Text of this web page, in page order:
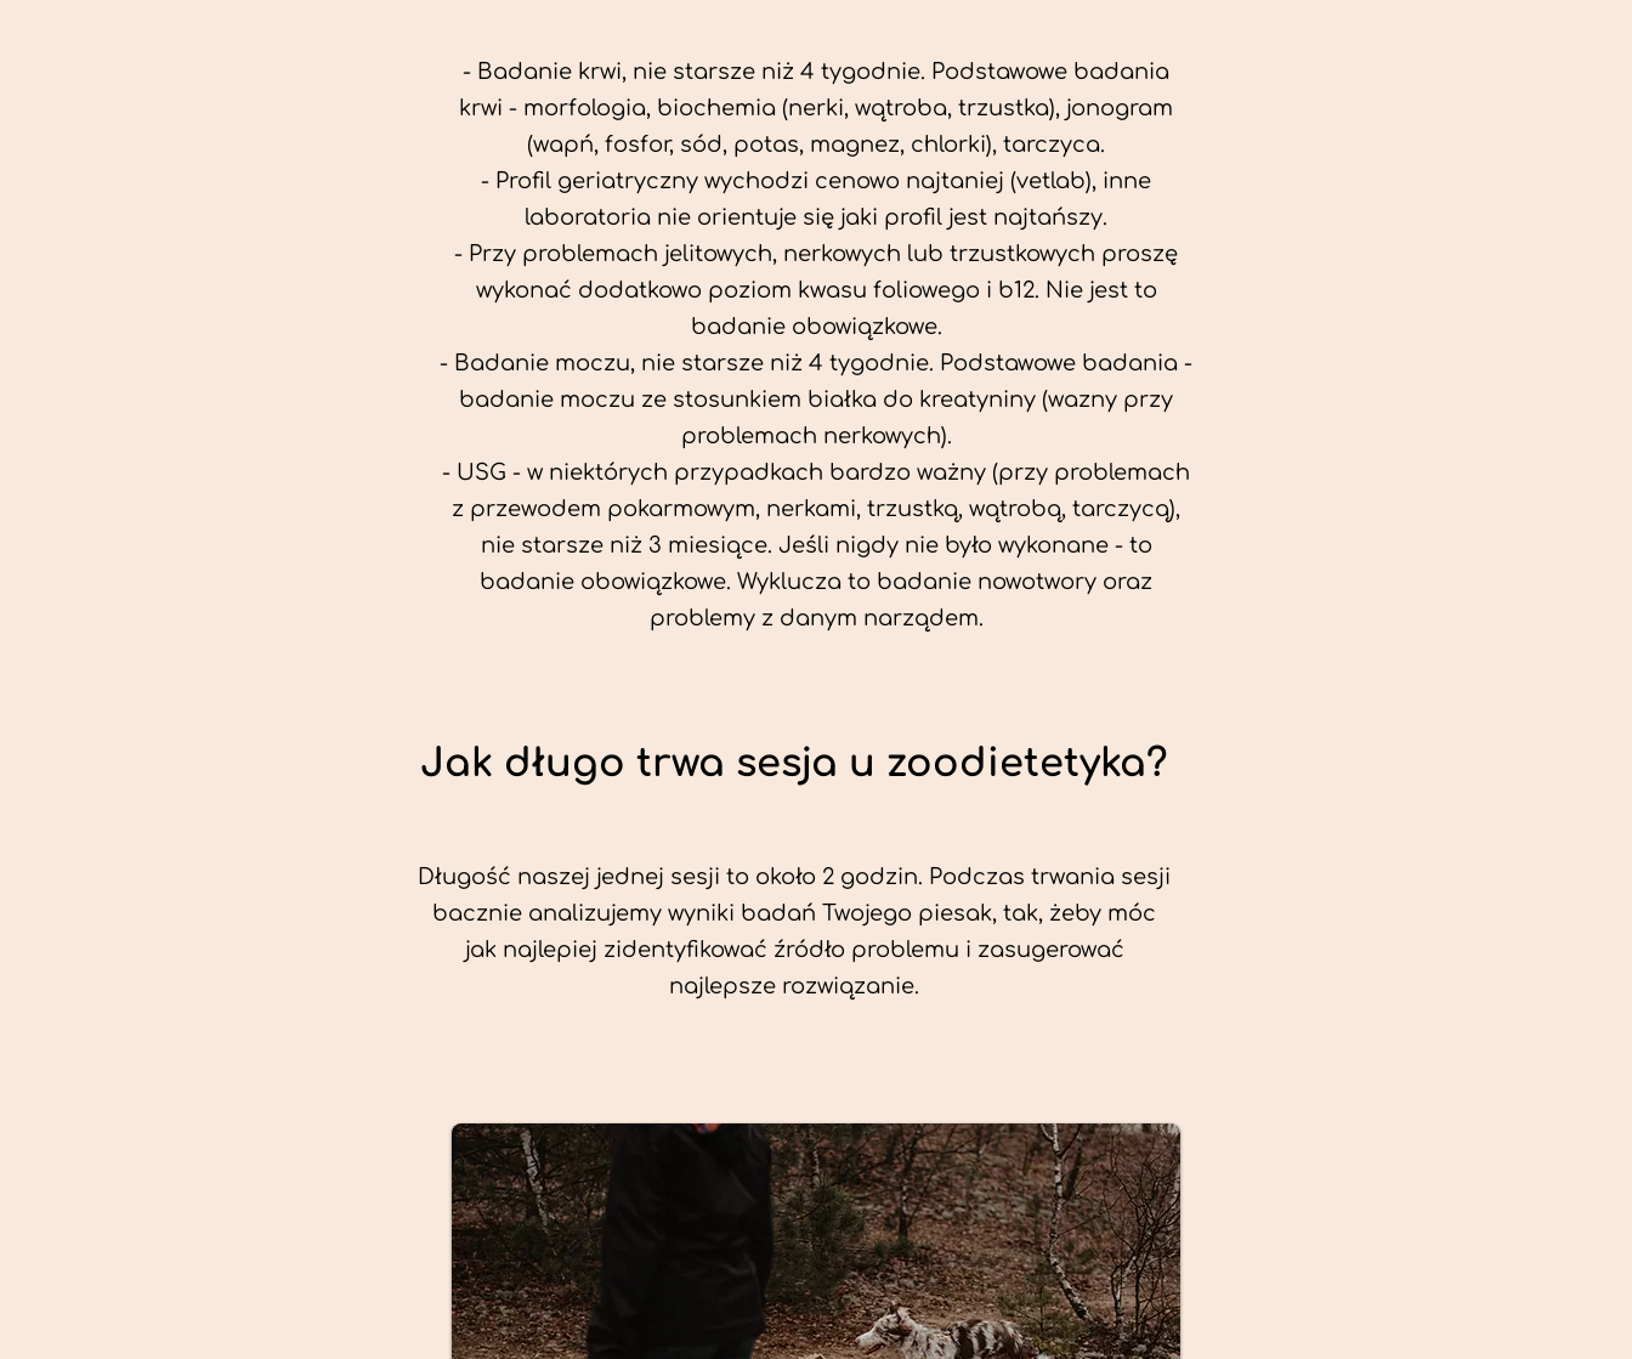
- Badanie krwi, nie starsze niż 4 tygodnie. Podstawowe badania
krwi - morfologia, biochemia (nerki, wątroba, trzustka), jonogram
(wapń, fosfor, sód, potas, magnez, chlorki), tarczyca.
- Profil geriatryczny wychodzi cenowo najtaniej (vetlab), inne
laboratoria nie orientuje się jaki profil jest najtańszy.
- Przy problemach jelitowych, nerkowych lub trzustkowych proszę
wykonać dodatkowo poziom kwasu foliowego i b12. Nie jest to
badanie obowiązkowe.
- Badanie moczu, nie starsze niż 4 tygodnie. Podstawowe badania -
badanie moczu ze stosunkiem białka do kreatyniny (wazny przy
problemach nerkowych).
- USG - w niektórych przypadkach bardzo ważny (przy problemach
z przewodem pokarmowym, nerkami, trzustką, wątrobą, tarczycą),
nie starsze niż 3 miesiące. Jeśli nigdy nie było wykonane - to
badanie obowiązkowe. Wyklucza to badanie nowotwory oraz
problemy z danym narządem.
Jak długo trwa sesja u zoodietetyka?
Długość naszej jednej sesji to około 2 godzin. Podczas trwania sesji
bacznie analizujemy wyniki badań Twojego piesak, tak, żeby móc
jak najlepiej zidentyfikować źródło problemu i zasugerować
najlepsze rozwiązanie.